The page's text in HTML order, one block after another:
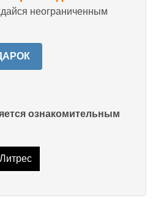
неограниченным
ознакомительным